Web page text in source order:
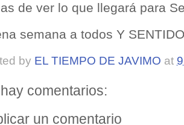
de ver lo que llegará para
semana a todos Y
by EL TIEMPO DE JAVIMO at
comentarios:
un comentario